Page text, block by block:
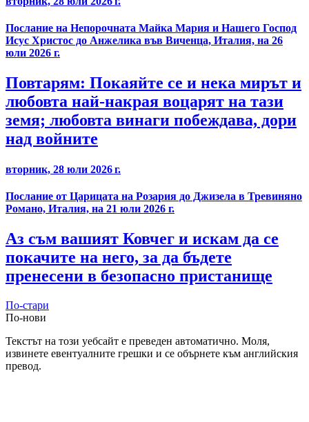
Послание на Непорочната Майка Мария и Нашего Господ
Исус Христос до Анжелика във Виченца, Италия, на 26
юли 2026 г.
Повтарям: Покаяйте се и нека мирът и
любовта най-накрая воцарят на тази
земя; любовта винаги побеждава, дори
над войните
вторник, 28 юли 2026 г.
Послание от Царицата на Розария до Джизела в Тревиняно
Романо, Италия, на 21 юли 2026 г.
Аз съм вашият Ковчег и искам да се
покачите на него, за да бъдете
пренесени в безопасно пристанище
По-стари
По-нови
Текстът на този уебсайт е преведен автоматично. Моля,
извинете евентуалните грешки и се обърнете към английския
превод.